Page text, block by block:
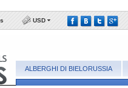
USD
ALBERGHI DI BIELORUSSIA